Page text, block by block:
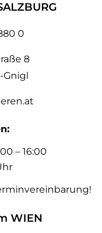
0
8
Gnigl
– 16:00
WIEN